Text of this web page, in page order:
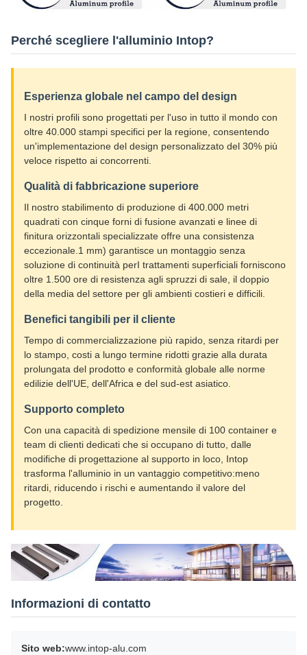
Perché scegliere l'alluminio Intop?
Esperienza globale nel campo del design
I nostri profili sono progettati per l'uso in tutto il mondo con
oltre 40.000 stampi specifici per la regione, consentendo
un'implementazione del design personalizzato del 30% più
veloce rispetto ai concorrenti.
Qualità di fabbricazione superiore
Il nostro stabilimento di produzione di 400.000 metri
quadrati con cinque forni di fusione avanzati e linee di
finitura orizzontali specializzate offre una consistenza
eccezionale.1 mm) garantisce un montaggio senza
soluzione di continuità perI trattamenti superficiali forniscono
oltre 1.500 ore di resistenza agli spruzzi di sale, il doppio
della media del settore per gli ambienti costieri e difficili.
Benefici tangibili per il cliente
Tempo di commercializzazione più rapido, senza ritardi per
lo stampo, costi a lungo termine ridotti grazie alla durata
prolungata del prodotto e conformità globale alle norme
edilizie dell'UE, dell'Africa e del sud-est asiatico.
Supporto completo
Con una capacità di spedizione mensile di 100 container e
team di clienti dedicati che si occupano di tutto, dalle
modifiche di progettazione al supporto in loco, Intop
trasforma l'alluminio in un vantaggio competitivo:meno
ritardi, riducendo i rischi e aumentando il valore del
progetto.
Informazioni di contatto
Sito web:www.intop-alu.com